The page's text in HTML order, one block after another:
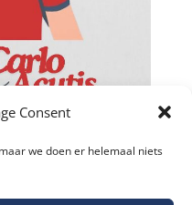
Consent
we doen er helemaal niets